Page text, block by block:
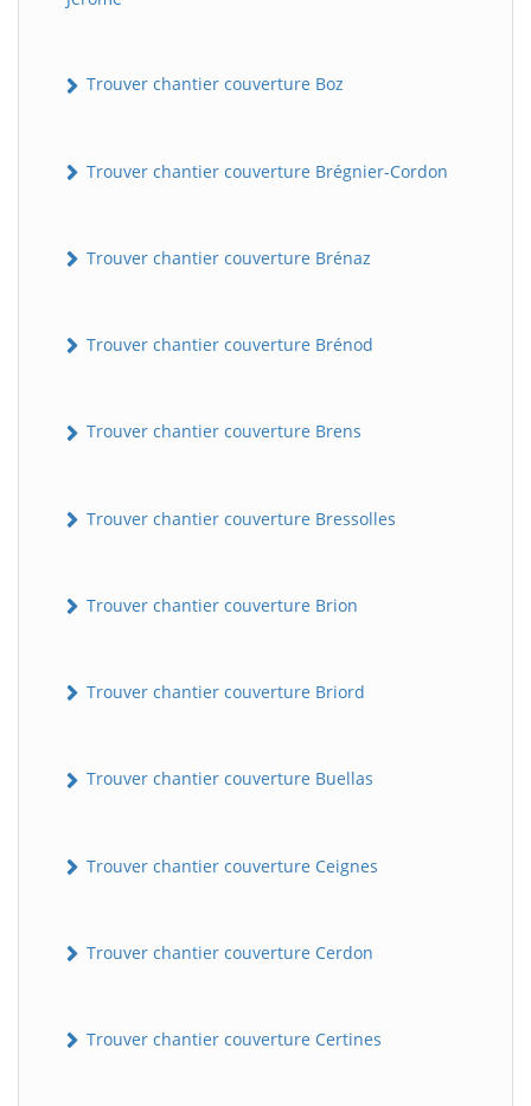
Trouver chantier couverture Boz
Trouver chantier couverture Brégnier-Cordon
Trouver chantier couverture Brénaz
Trouver chantier couverture Brénod
Trouver chantier couverture Brens
Trouver chantier couverture Bressolles
Trouver chantier couverture Brion
Trouver chantier couverture Briord
Trouver chantier couverture Buellas
Trouver chantier couverture Ceignes
Trouver chantier couverture Cerdon
Trouver chantier couverture Certines